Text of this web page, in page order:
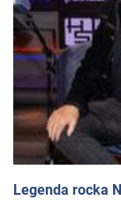
Legenda rocka